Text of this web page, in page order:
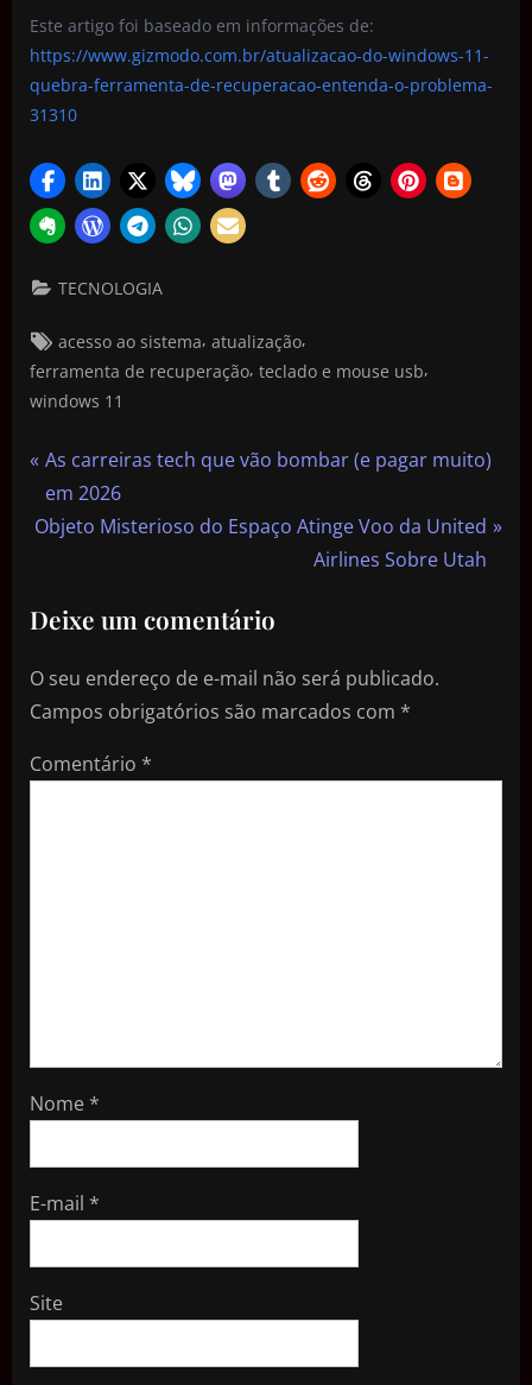
Este artigo foi baseado em informações de:
https://www.gizmodo.com.br/atualizacao-do-windows-11-
quebra-ferramenta-de-recuperacao-entenda-o-problema-
31310
TECNOLOGIA
acesso ao sistema,atualização,
ferramenta de recuperação, teclado e mouse usb,
windows 11
As carreiras tech que vão bombar (e pagar muito)
em 2026
Objeto Misterioso do Espaço Atinge Voo da United
Airlines Sobre Utah
Deixe um comentário
O seu endereço de e-mail não será publicado.
Campos obrigatórios são marcados com *
Comentário *
Nome *
E-mail *
Site